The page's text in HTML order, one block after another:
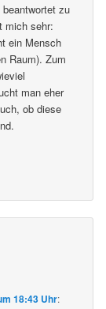
zu
mich sehr:
ein Mensch
Raum). Zum
man eher
ob diese
18:43 Uhr: